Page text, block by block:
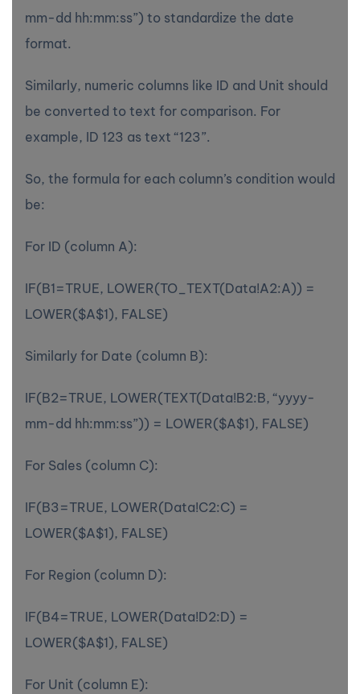
mm-dd hh:mm:ss”) to standardize the date
format.
Similarly, numeric columns like ID and Unit should
be converted to text for comparison. For
example, ID 123 as text “123”.
So, the formula for each column’s condition would
be:
For ID (column A):
IF(B1=TRUE, LOWER(TO_TEXT(Data!A2:A)) =
LOWER($A$1), FALSE)
Similarly for Date (column B):
IF(B2=TRUE, LOWER(TEXT(Data!B2:B, “yyyy-
mm-dd hh:mm:ss”)) = LOWER($A$1), FALSE)
For Sales (column C):
IF(B3=TRUE, LOWER(Data!C2:C) =
LOWER($A$1), FALSE)
For Region (column D):
IF(B4=TRUE, LOWER(Data!D2:D) =
LOWER($A$1), FALSE)
For Unit (column E):